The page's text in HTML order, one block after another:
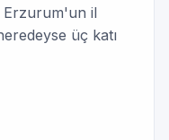
il
üç katı